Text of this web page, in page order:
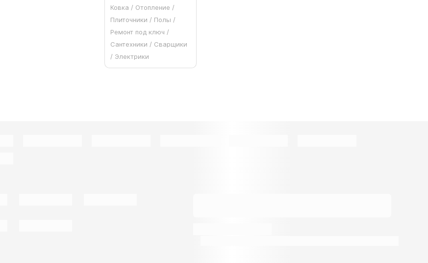
Ковка / Отопление /
Плиточники / Полы /
Ремонт под ключ /
Сантехники / Сварщики
/ Электрики